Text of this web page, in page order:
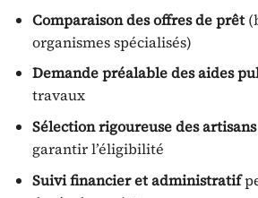
Comparaison des offres de prêt
organismes spécialisés)
Demande préalable des aides
travaux
Sélection rigoureuse des
garantir l’éligibilité
Suivi financier et administratif